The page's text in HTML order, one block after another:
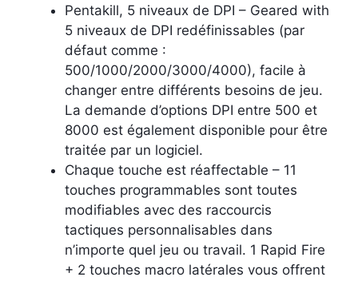
Pentakill, 5 niveaux de DPI – Geared with
5 niveaux de DPI redéfinissables (par
défaut comme :
500/1000/2000/3000/4000), facile à
changer entre différents besoins de jeu.
La demande d’options DPI entre 500 et
8000 est également disponible pour être
traitée par un logiciel.
Chaque touche est réaffectable – 11
touches programmables sont toutes
modifiables avec des raccourcis
tactiques personnalisables dans
n’importe quel jeu ou travail. 1 Rapid Fire
+ 2 touches macro latérales vous offrent